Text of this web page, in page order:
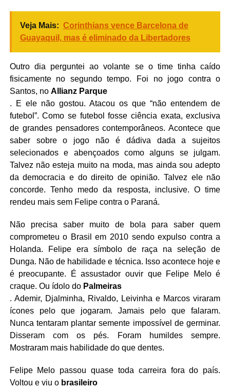
Veja Mais: Corinthians vence Barcelona de
Guayaquil, mas é eliminado da Libertadores
Outro dia perguntei ao volante se o time tinha caído
fisicamente no segundo tempo. Foi no jogo contra o
Santos, no Allianz Parque
. E ele não gostou. Atacou os que “não entendem de
futebol”. Como se futebol fosse ciência exata, exclusiva
de grandes pensadores contemporâneos. Acontece que
saber sobre o jogo não é dádiva dada a sujeitos
selecionados e abençoados como alguns se julgam.
Talvez não esteja muito na moda, mas ainda sou adepto
da democracia e do direito de opinião. Talvez ele não
concorde. Tenho medo da resposta, inclusive. O time
rendeu mais sem Felipe contra o Paraná.
Não precisa saber muito de bola para saber quem
comprometeu o Brasil em 2010 sendo expulso contra a
Holanda. Felipe era símbolo de raça na seleção de
Dunga. Não de habilidade e técnica. Isso acontece hoje e
é preocupante. É assustador ouvir que Felipe Melo é
craque. Ou ídolo do Palmeiras
. Ademir, Djalminha, Rivaldo, Leivinha e Marcos viraram
ícones pelo que jogaram. Jamais pelo que falaram.
Nunca tentaram plantar semente impossível de germinar.
Disseram com os pés. Foram humildes sempre.
Mostraram mais habilidade do que dentes.
Felipe Melo passou quase toda carreira fora do país.
Voltou e viu o brasileiro